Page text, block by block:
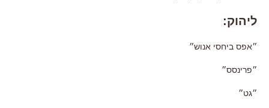
ליהוק:
״אפס ביחסי אנוש״
״פרינסס״
״גט״